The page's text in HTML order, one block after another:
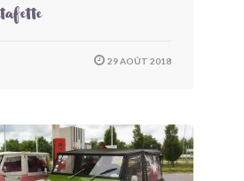
29 AOÛT 2018